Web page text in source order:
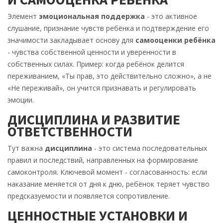
Элемент эмоциональная поддержка - это активное
слушание, признание чувств ребёнка и подтверждение его
значимости закладывает основу для самооценки ребёнка
- чувства собственной ценности и уверенности в
собственных силах. Пример: когда ребёнок делится
переживанием, «Ты прав, это действительно сложно», а не
«Не переживай», он учится признавать и регулировать
эмоции.
ДИСЦИПЛИНА И РАЗВИТИЕ
ОТВЕТСТВЕННОСТИ
Тут важна дисциплина - это система последовательных
правил и последствий, направленных на формирование
самоконтроля. Ключевой момент - согласованность: если
наказание меняется от дня к дню, ребёнок теряет чувство
предсказуемости и появляется сопротивление.
ЦЕННОСТНЫЕ УСТАНОВКИ И